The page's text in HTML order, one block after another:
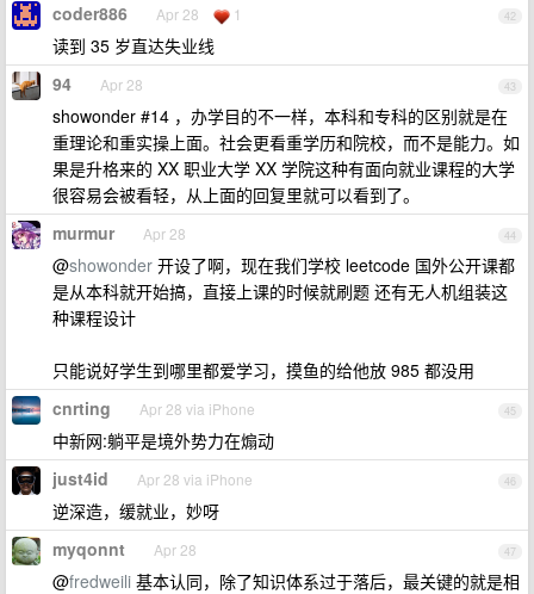
42
coder886 Apr 28 1
读到 35 岁直达失业线
43
94 Apr 28
showonder #14 ，办学目的不一样，本科和专科的区别就是在
重理论和重实操上面。社会更看重学历和院校，而不是能力。如
果是升格来的 XX 职业大学 XX 学院这种有面向就业课程的大学
很容易会被看轻，从上面的回复里就可以看到了。
44
murmur Apr 28
@showonder 开设了啊，现在我们学校 leetcode 国外公开课都
是从本科就开始搞，直接上课的时候就刷题 还有无人机组装这
种课程设计
只能说好学生到哪里都爱学习，摸鱼的给他放 985 都没用
45
cnrting Apr 28 via iPhone
中新网:躺平是境外势力在煽动
46
just4id Apr 28 via iPhone
逆深造，缓就业，妙呀
47
myqonnt Apr 28
@fredweili 基本认同，除了知识体系过于落后，最关键的就是相